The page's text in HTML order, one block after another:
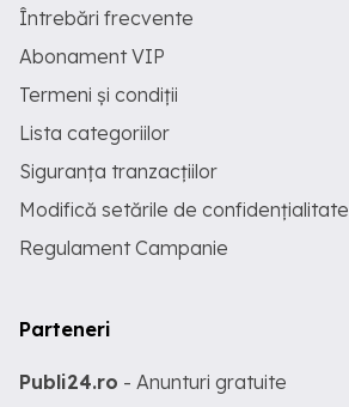
Întrebări frecvente
Abonament VIP
Termeni și condiții
Lista categoriilor
Siguranța tranzacțiilor
Modifică setările de confidențialitate
Regulament Campanie
Parteneri
Publi24.ro - Anunturi gratuite